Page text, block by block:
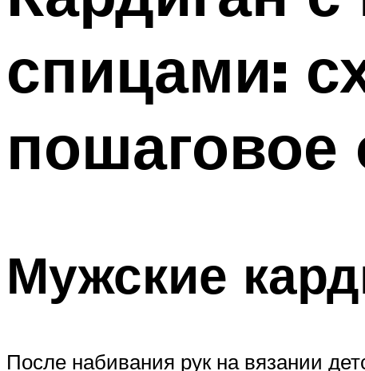
спицами:
пошаговое
Мужские
После набивания рук на вязании